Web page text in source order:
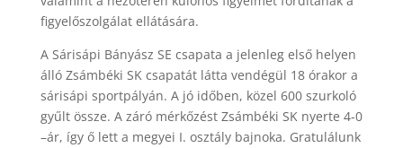
figyelőszolgálat ellátására.
A Sárisápi Bányász SE csapata a jelenleg első helyen
álló Zsámbéki SK csapatát látta vendégül 18 órakor a
sárisápi sportpályán. A jó időben, közel 600 szurkoló
gyűlt össze. A záró mérkőzést Zsámbéki SK nyerte 4-0
–ár, így ő lett a megyei I. osztály bajnoka. Gratulálunk